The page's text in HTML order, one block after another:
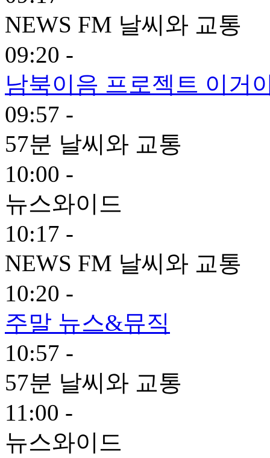
NEWS FM 날씨와 교통
09:20 -
남북이음 프로젝트 이거
09:57 -
57분 날씨와 교통
10:00 -
뉴스와이드
10:17 -
NEWS FM 날씨와 교통
10:20 -
주말 뉴스&뮤직
10:57 -
57분 날씨와 교통
11:00 -
뉴스와이드